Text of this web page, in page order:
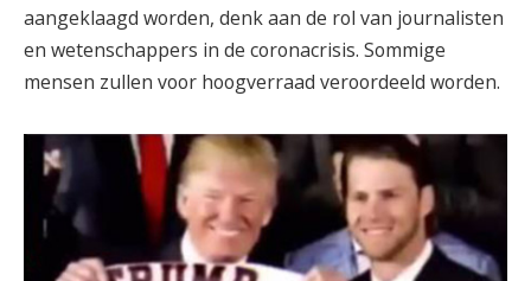
aangeklaagd worden, denk aan de rol van journalisten
en wetenschappers in de coronacrisis. Sommige
mensen zullen voor hoogverraad veroordeeld worden.